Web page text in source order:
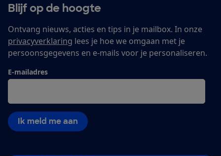
Blijf op de hoogte
Ontvang nieuws, acties en tips in je mailbox. In onze
privacyverklaring lees je hoe we omgaan met je
persoonsgegevens en e-mails voor je personaliseren.
E-mailadres
Ik meld me aan